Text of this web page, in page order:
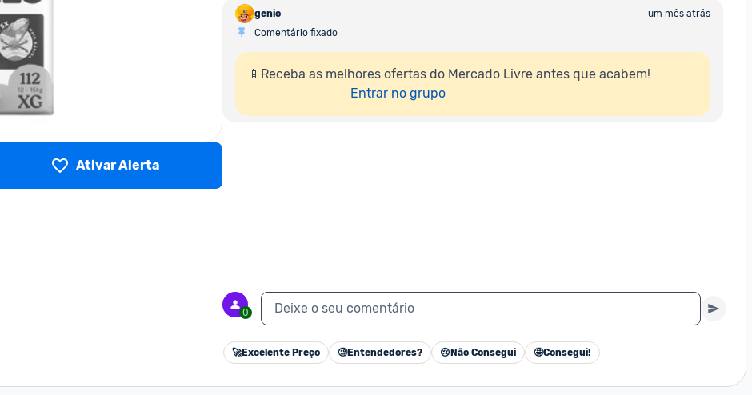
Ativar Alerta
genio
um mês atrás
Comentário fixado
📱Receba as melhores ofertas do Mercado Livre antes que acabem!
Entrar no grupo
0 Deixe o seu comentário
🚀Excelente Preço 🧐Entendedores? 😢 Não Consegui 🤩Consegui!